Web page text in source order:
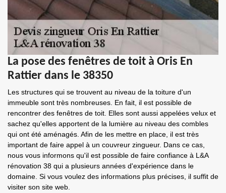
La pose des fenêtres de toit à Oris En
Rattier dans le 38350
Les structures qui se trouvent au niveau de la toiture d'un
immeuble sont très nombreuses. En fait, il est possible de
rencontrer des fenêtres de toit. Elles sont aussi appelées velux et
sachez qu'elles apportent de la lumière au niveau des combles
qui ont été aménagés. Afin de les mettre en place, il est très
important de faire appel à un couvreur zingueur. Dans ce cas,
nous vous informons qu'il est possible de faire confiance à L&A
rénovation 38 qui a plusieurs années d'expérience dans le
domaine. Si vous voulez des informations plus précises, il suffit de
visiter son site web.